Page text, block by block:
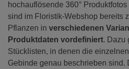
hochauflösende 360°
sind im Floristik-Webshop bereits
Pflanzen in verschiedenen
Produktdaten vordefiniert. Dazu
Stücklisten, in denen die
Gebinde genau beschrieben sind.